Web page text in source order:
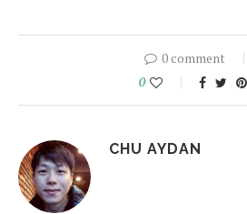
0 comment
0
CHU AYDAN